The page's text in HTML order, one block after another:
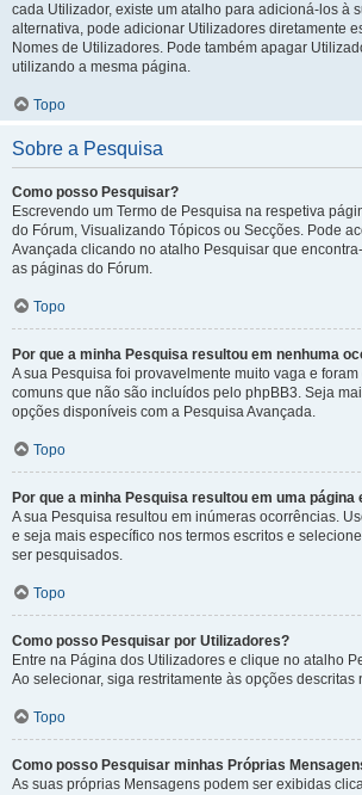
cada Utilizador, existe um atalho para adicioná-los à
alternativa, pode adicionar Utilizadores diretamente
Nomes de Utilizadores. Pode também apagar
utilizando a mesma página.
Topo
Sobre a Pesquisa
Como posso Pesquisar?
Escrevendo um Termo de Pesquisa na respetiva
do Fórum, Visualizando Tópicos ou Secções. Pode
Avançada clicando no atalho Pesquisar que
as páginas do Fórum.
Topo
Por que a minha Pesquisa resultou em nenhuma
A sua Pesquisa foi provavelmente muito vaga e
comuns que não são incluídos pelo phpBB3. Seja
opções disponíveis com a Pesquisa Avançada.
Topo
Por que a minha Pesquisa resultou em uma página
A sua Pesquisa resultou em inúmeras ocorrências.
e seja mais específico nos termos escritos e
ser pesquisados.
Topo
Como posso Pesquisar por Utilizadores?
Entre na Página dos Utilizadores e clique no atalho
Ao selecionar, siga restritamente às opções descritas
Topo
Como posso Pesquisar minhas Próprias
As suas próprias Mensagens podem ser exibidas